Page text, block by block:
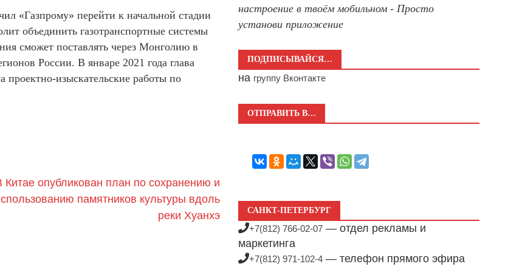
«Газпрому» перейти к начальной стадии
объединить газотранспортные системы
сможет поставлять через Монголию в
России. В январе 2021 года глава
изыскательские работы по
Китае опубликован план по сохранению и
памятников культуры вдоль
реки Хуанхэ
настроение в твоём мобильном - Просто
установи приложение
ПОДПИСЫВАЙСЯ…
на группу Вконтакте
ОТПРАВИТЬ В…
САНКТ-ПЕТЕРБУРГ
+7(812) 766-02-07 — отдел рекламы и
маркетинга
+7(812) 971-102-4 — телефон прямого эфира